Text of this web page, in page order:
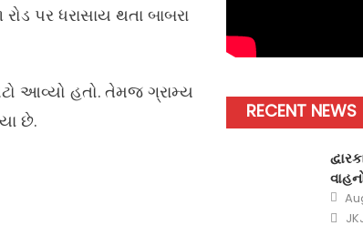
પર ધરાસાય થતા બાબરા
આવ્યો હતો. તેમજ ગ્રામ્ય
છે.
RECENT NEWS
on